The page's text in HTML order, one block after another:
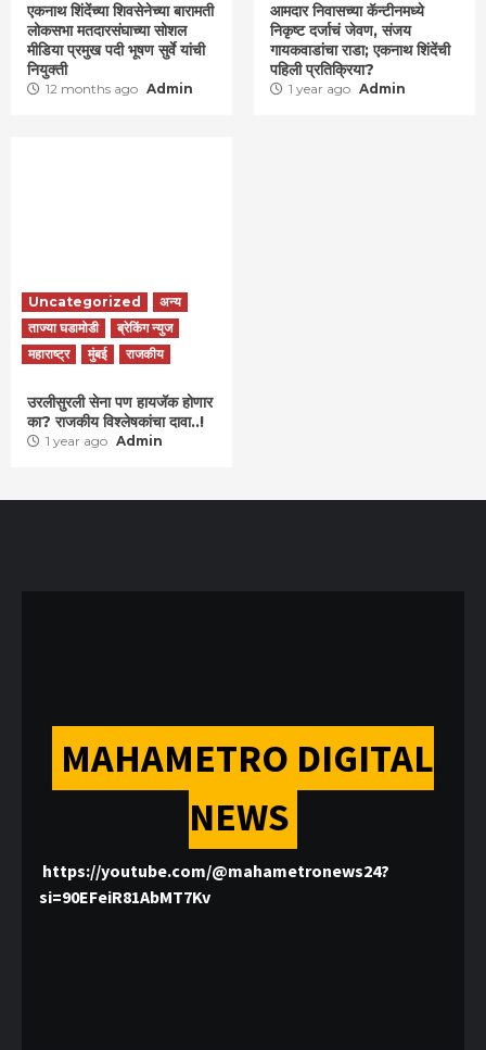
एकनाथ शिंदेंच्या शिवसेनेच्या बारामती
लोकसभा मतदारसंघाच्या सोशल
मीडिया प्रमुख पदी भूषण सुर्वे यांची
नियुक्ती
12 months ago Admin
आमदार निवासच्या कॅन्टीनमध्ये
निकृष्ट दर्जाचं जेवण, संजय
गायकवाडांचा राडा; एकनाथ शिंदेंची
पहिली प्रतिक्रिया?
1 year ago Admin
Uncategorized
अन्य
ताज्या घडामोडी
ब्रेकिंग न्युज
महाराष्ट्र
मुंबई राजकीय
उरलीसुरली सेना पण हायजॅक होणार
का? राजकीय विश्लेषकांचा दावा..!
1 year ago Admin
MAHAMETRO DIGITAL
NEWS
https://youtube.com/@mahametronews24?
si=90EFeiR81AbMT7Kv